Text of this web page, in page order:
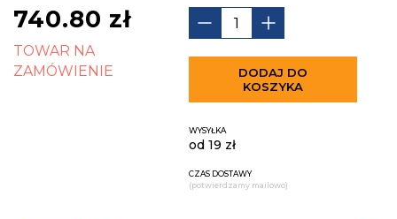
740.80 zł
TOWAR NA
ZAMÓWIENIE
DODAJ DO
KOSZYKA
WYSYŁKA
od 19 zł
CZAS DOSTAWY
(potwierdzamy mailowo)